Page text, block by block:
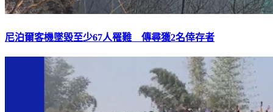
尼泊爾客機墜毀至少67人罹難 傳尋獲2名倖存者